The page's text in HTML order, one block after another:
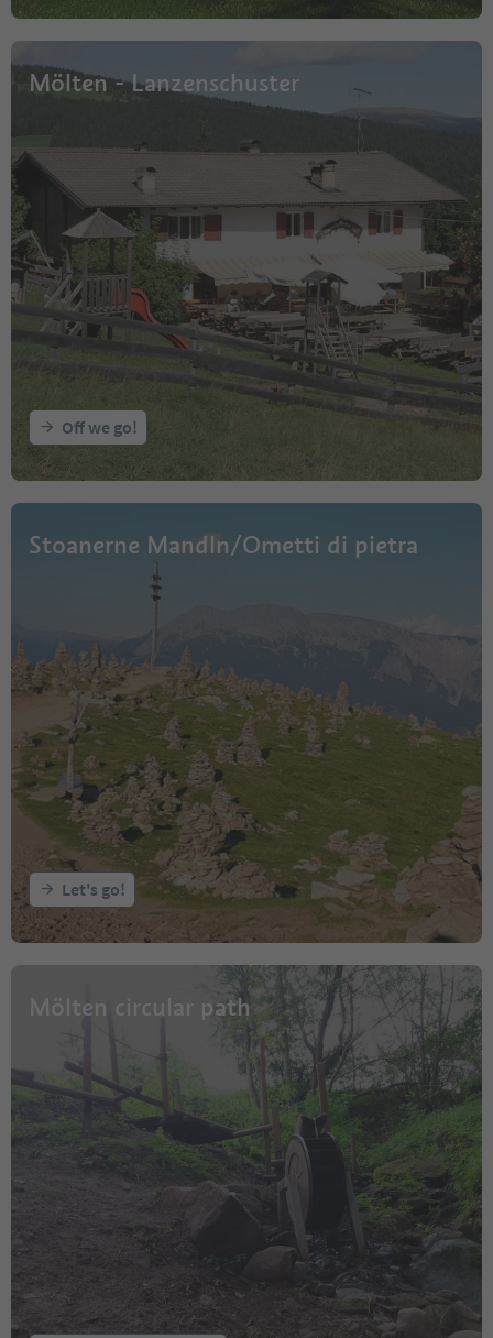
Mölten - Lanzenschuster
Off we go!
Stoanerne Mandln/Ometti di pietra
Let's go!
Mölten circular path